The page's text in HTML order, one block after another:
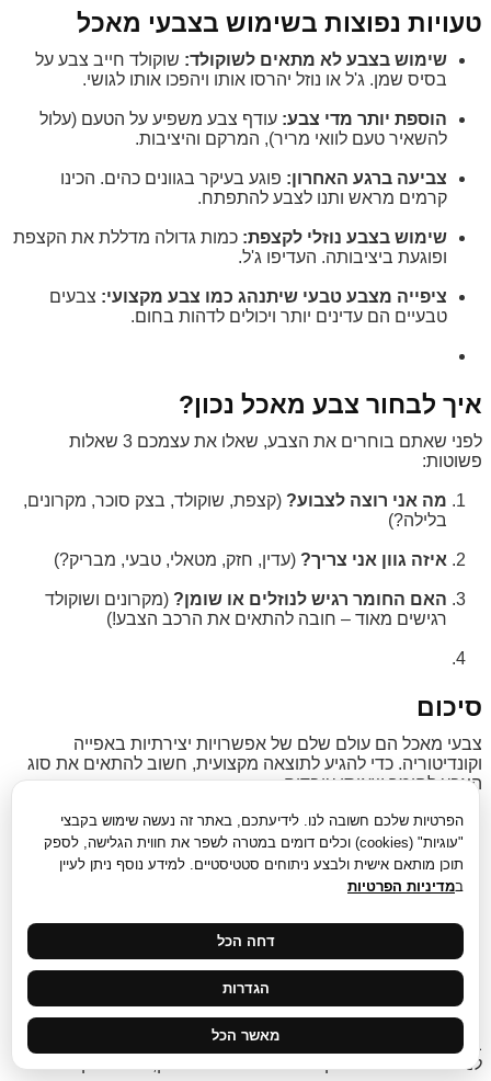
טעויות נפוצות בשימוש בצבעי מאכל
שימוש בצבע לא מתאים לשוקולד: שוקולד חייב צבע על
בסיס שמן. ג'ל או נוזל יהרסו אותו ויהפכו אותו לגושי.
הוספת יותר מדי צבע: עודף צבע משפיע על הטעם (עלול
להשאיר טעם לוואי מריר), המרקם והיציבות.
צביעה ברגע האחרון: פוגע בעיקר בגוונים כהים. הכינו
קרמים מראש ותנו לצבע להתפתח.
שימוש בצבע נוזלי לקצפת: כמות גדולה מדללת את הקצפת
ופוגעת ביציבותה. העדיפו ג'ל.
ציפייה מצבע טבעי שיתנהג כמו צבע מקצועי: צבעים
טבעיים הם עדינים יותר ויכולים לדהות בחום.
איך לבחור צבע מאכל נכון?
לפני שאתם בוחרים את הצבע, שאלו את עצמכם 3 שאלות
פשוטות:
מה אני רוצה לצבוע? (קצפת, שוקולד, בצק סוכר, מקרונים,
בלילה?)
איזה גוון אני צריך? (עדין, חזק, מטאלי, טבעי, מבריק?)
האם החומר רגיש לנוזלים או שומן? (מקרונים ושוקולד
רגישים מאוד – חובה להתאים את הרכב הצבע!)
סיכום
צבעי מאכל הם עולם שלם של אפשרויות יצירתיות באפייה
וקונדיטוריה. כדי להגיע לתוצאה מקצועית, חשוב להתאים את סוג
הצבע לחומר שאיתו עובדים:
לקצפת, קרמים ובצק סוכר:צבעי ג׳ל.
לשוקולד ופרלינים:צבעים על בסיס שמן.
ספריי, אבקות מטאליות ואבקות איבוק
למראה יוקרתי.
צבעים טבעיים (מומלץ לגוונים עדינים בלבד).
בחירה נכונה של צבע מאכל תשדרג כל קינוח, תהפוך כל עוגה
למרשימה יותר ותעניק לכל יצירה מראה מדויק, חגיגי ומקצועי.
הפרטיות שלכם חשובה לנו. לידיעתכם, באתר זה נעשה שימוש בקבצי
"עוגיות" (cookies) וכלים דומים במטרה לשפר את חווית הגלישה, לספק
תוכן מותאם אישית ולבצע ניתוחים סטטיסטיים. למידע נוסף ניתן לעיין
במדיניות הפרטיות
דחה הכל
הגדרות
מאשר הכל